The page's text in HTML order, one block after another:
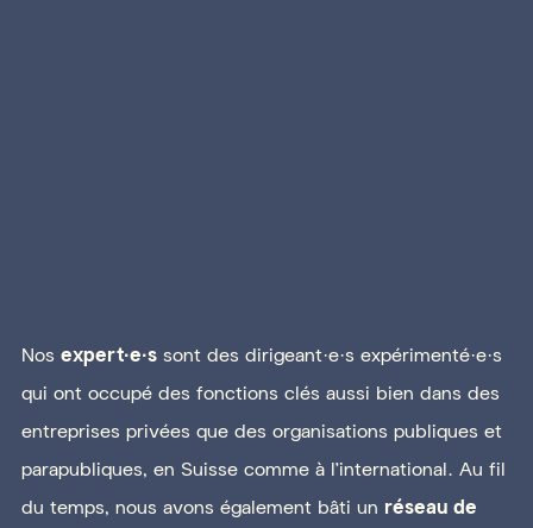
Nos expert·e·ssont des dirigeant·e·s expérimenté·e·s
qui ont occupé des fonctions clés aussi bien dans des
entreprises privées que des organisations publiques et
parapubliques, en Suisse comme à l’international. Au fil
du temps, nous avons également bâti un réseau de